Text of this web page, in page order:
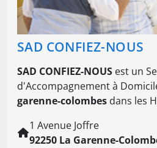
SAD CONFIEZ-NOUS
SAD CONFIEZ-NOUS est un
d'Accompagnement à
garenne-colombes dans les
1 Avenue Joffre
92250 La Garenne-